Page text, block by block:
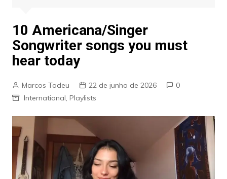
10 Americana/Singer
Songwriter songs you must
hear today
Marcos Tadeu 22 de junho de 2026
0
International, Playlists